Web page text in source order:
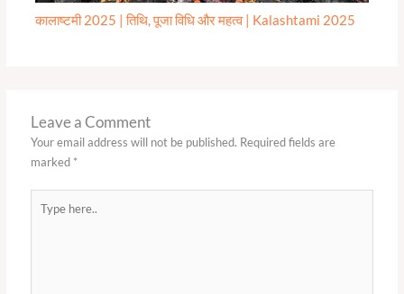
कालाष्टमी 2025 | तिथि, पूजा विधि और महत्व | Kalashtami 2025
Leave a Comment
Your email address will not be published. Required fields are
marked *
here..